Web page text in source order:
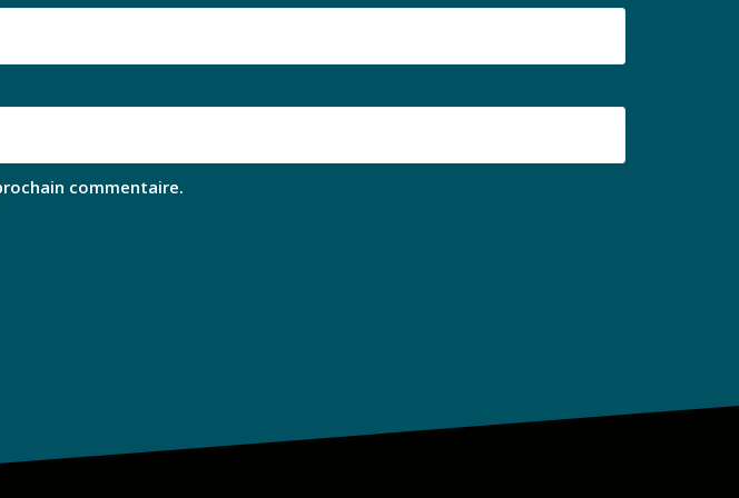
commentaire.